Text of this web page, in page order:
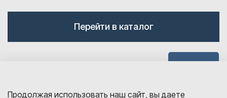
Перейти в каталог
Продолжая использовать наш сайт, вы даете